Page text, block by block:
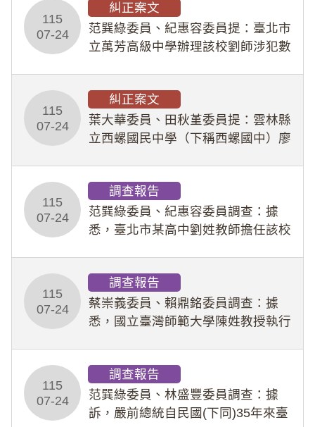
人員保障法」及「職業安全衛生法」
所定維護公務人員
115
07-24
糾正案文
范巽綠委員、紀惠容委員提：臺北市
立萬芳高級中學辦理該校劉師涉犯數
業把關與糾錯功能，不僅首份調查報
告漏未審酌師生不
115
07-24
糾正案文
葉大華委員、田秋堇委員提：雲林縣
立西螺國民中學（下稱西螺國中）廖
教羽球隊學生等行為，歷經該校校園
事件處理會議（下
115
07-24
調查報告
范巽綠委員、紀惠容委員調查：據
悉，臺北市某高中劉姓教師擔任該校
行拍攝特定樣態性影像並以手機傳送
劉師。該生因畏懼成
115
07-24
調查報告
蔡崇義委員、賴鼎銘委員調查：據
悉，國立臺灣師範大學陳姓教授執行
術倫理等情案調查報告。(115教調
31)
115
07-24
調查報告
范巽綠委員、林盛豐委員調查：據
訴，嚴前總統自民國(下同)35年來臺